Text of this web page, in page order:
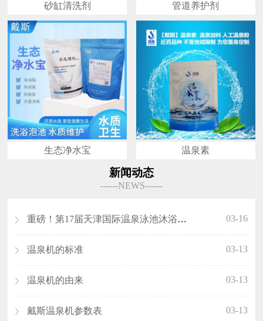
砂缸清洗剂 管道养护剂
生态净水宝 温泉素
新闻动态
------NEWS------
重磅！第17届天津国际温泉泳池沐浴SPA展览会（沐博会）即将开展！ 03-16
温泉机的标准 03-13
温泉机的由来 03-13
戴斯温泉机参数表 03-13